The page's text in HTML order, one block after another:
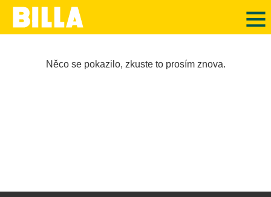
Něco se pokazilo, zkuste to prosím znova.